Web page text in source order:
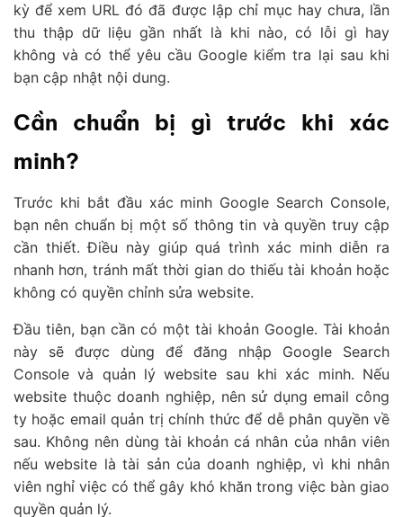
kỳ để xem URL đó đã được lập chỉ mục hay chưa, lần
thu thập dữ liệu gần nhất là khi nào, có lỗi gì hay
không và có thể yêu cầu Google kiểm tra lại sau khi
bạn cập nhật nội dung.
Cần chuẩn bị gì trước khi xác
minh?
Trước khi bắt đầu xác minh Google Search Console,
bạn nên chuẩn bị một số thông tin và quyền truy cập
cần thiết. Điều này giúp quá trình xác minh diễn ra
nhanh hơn, tránh mất thời gian do thiếu tài khoản hoặc
không có quyền chỉnh sửa website.
Đầu tiên, bạn cần có một tài khoản Google. Tài khoản
này sẽ được dùng để đăng nhập Google Search
Console và quản lý website sau khi xác minh. Nếu
website thuộc doanh nghiệp, nên sử dụng email công
ty hoặc email quản trị chính thức để dễ phân quyền về
sau. Không nên dùng tài khoản cá nhân của nhân viên
nếu website là tài sản của doanh nghiệp, vì khi nhân
viên nghỉ việc có thể gây khó khăn trong việc bàn giao
quyền quản lý.